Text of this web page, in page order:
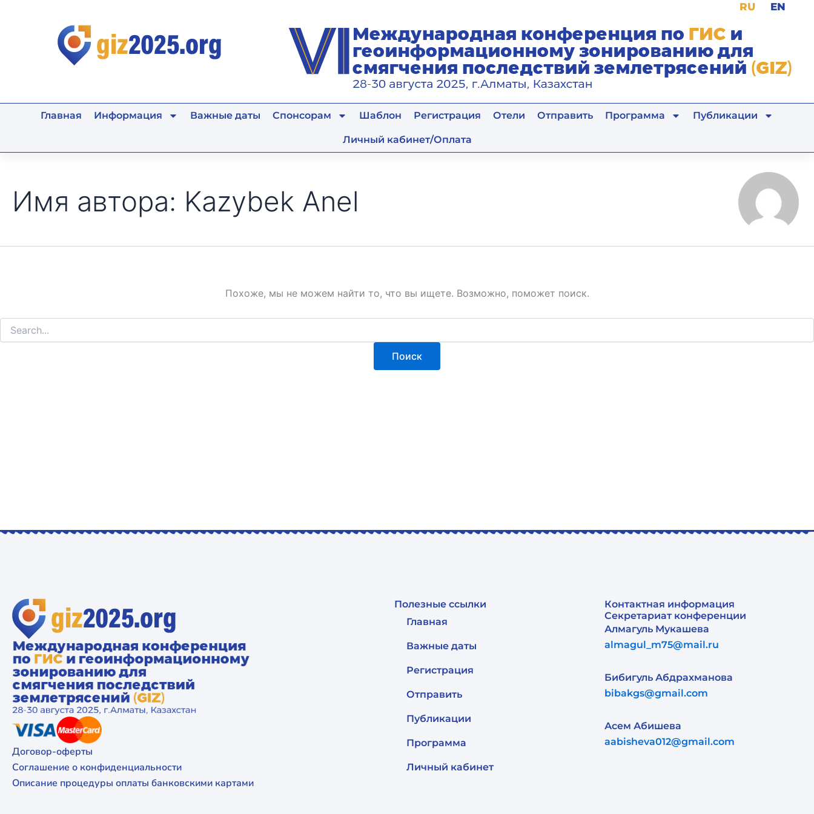
содержимому
RU EN
Главная Информация Важные даты Спонсорам Шаблон Регистрация Отели Отправить Программа Публикации
Личный кабинет/Оплата
Имя автора: Kazybek Anel
Похоже, мы не можем найти то, что вы ищете. Возможно, поможет поиск.
Договор-оферты
Соглашение о конфиденциальности
Описание процедуры оплаты банковскими картами
Полезные ссылки
Главная
Важные даты
Регистрация
Отправить
Публикации
Программа
Личный кабинет
Контактная информация
Секретариат конференции
Алмагуль Мукашева
almagul_m75@mail.ru
Бибигуль Абдрахманова
bibakgs@gmail.com
Асем Абишева
aabisheva012@gmail.com